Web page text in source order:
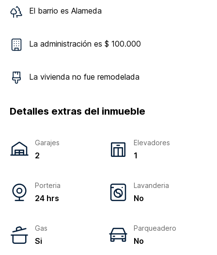
El barrio es Alameda
La administración es $ 100.000
La vivienda no fue remodelada
Detalles extras del inmueble
Garajes
2
Elevadores
1
Porteria
24 hrs
Lavanderia
No
Gas
Si
Parqueadero
No